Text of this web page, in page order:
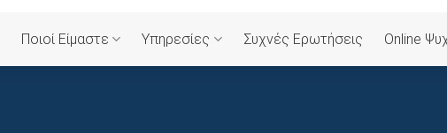
Ποιοί Είμαστε Υπηρεσίες Συχνές Ερωτήσεις Online